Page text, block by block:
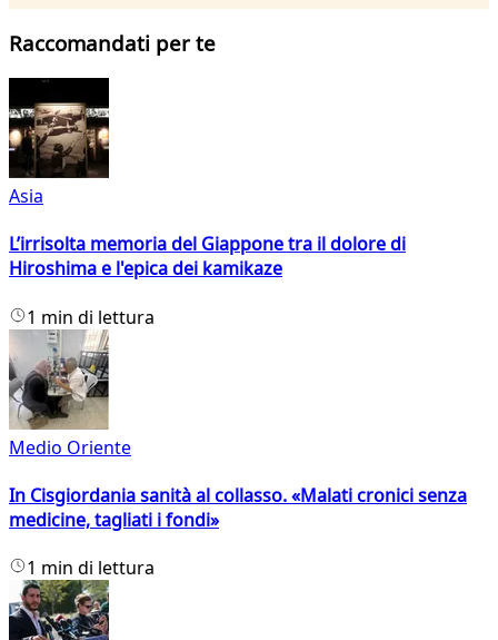
Raccomandati per te
Asia
L’irrisolta memoria del Giappone tra il dolore di
Hiroshima e l'epica dei kamikaze
1 min di lettura
Medio Oriente
In Cisgiordania sanità al collasso. «Malati cronici senza
medicine, tagliati i fondi»
1 min di lettura